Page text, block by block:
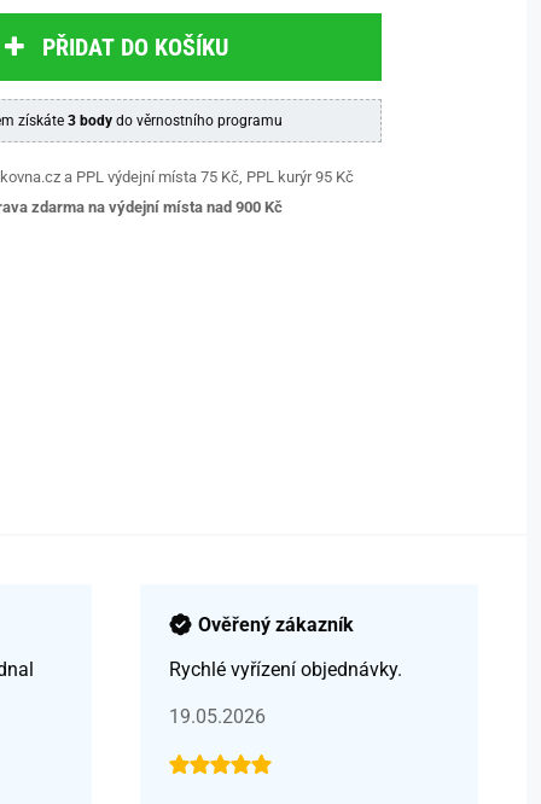
PŘIDAT DO KOŠÍKU
získáte 3 bodydo věrnostního programu
a PPL výdejní místa 75 Kč, PPL kurýr 95 Kč
zdarma na výdejní místa nad 900 Kč
Ověřený zákazník
Rychlé vyřízení objednávky.
19.05.2026